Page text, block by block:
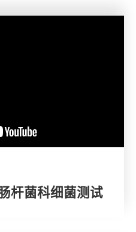
杆菌科细菌测试